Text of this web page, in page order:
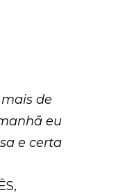
de
eu
e certa